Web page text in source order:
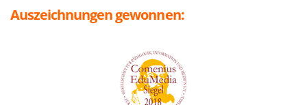
Auszeichnungen gewonnen: